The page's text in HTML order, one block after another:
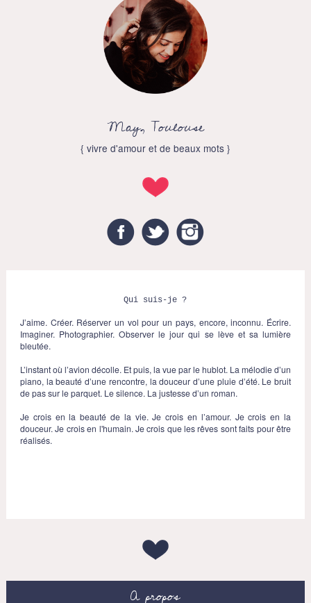
May, Toulouse
{ vivre d'amour et de beaux mots }
FacebookTwitter
Qui suis-je ?
J’aime. Créer. Réserver un vol pour un pays, encore, inconnu. Écrire.
Imaginer. Photographier. Observer le jour qui se lève et sa lumière
bleutée.
L’instant où l’avion décolle. Et puis, la vue par le hublot. La mélodie d’un
piano, la beauté d’une rencontre, la douceur d’une pluie d’été. Le bruit
de pas sur le parquet. Le silence. La justesse d’un roman.
Je crois en la beauté de la vie. Je crois en l’amour. Je crois en la
douceur. Je crois en l'humain. Je crois que les rêves sont faits pour être
réalisés.
A propos